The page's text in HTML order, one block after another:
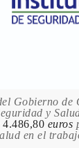
Gobierno de
y
4.486,80 euros
en el